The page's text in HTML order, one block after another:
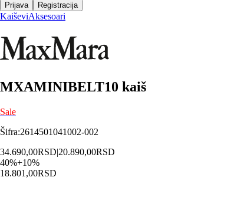
Prijava Registracija
KaiševiAksesoari
MXAMINIBELT10 kaiš
Sale
Šifra:2614501041002-002
34.690,00RSD|20.890,00RSD
40%+10%
18.801,00RSD